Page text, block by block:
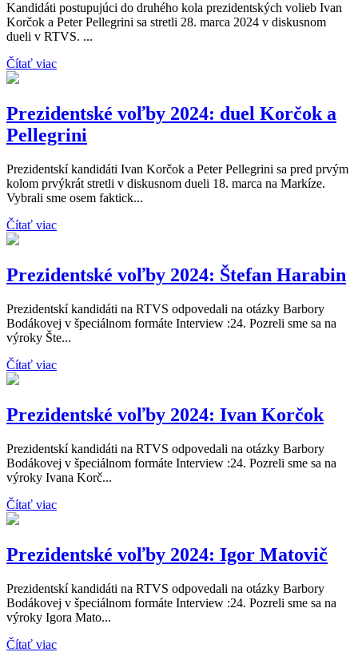
Kandidáti postupujúci do druhého kola prezidentských volieb Ivan
Korčok a Peter Pellegrini sa stretli 28. marca 2024 v diskusnom
dueli v RTVS. ...
Čítať viac
Prezidentské voľby 2024: duel Korčok a
Pellegrini
Prezidentskí kandidáti Ivan Korčok a Peter Pellegrini sa pred prvým
kolom prvýkrát stretli v diskusnom dueli 18. marca na Markíze.
Vybrali sme osem faktick...
Čítať viac
Prezidentské voľby 2024: Štefan Harabin
Prezidentskí kandidáti na RTVS odpovedali na otázky Barbory
Bodákovej v špeciálnom formáte Interview :24. Pozreli sme sa na
výroky Šte...
Čítať viac
Prezidentské voľby 2024: Ivan Korčok
Prezidentskí kandidáti na RTVS odpovedali na otázky Barbory
Bodákovej v špeciálnom formáte Interview :24. Pozreli sme sa na
výroky Ivana Korč...
Čítať viac
Prezidentské voľby 2024: Igor Matovič
Prezidentskí kandidáti na RTVS odpovedali na otázky Barbory
Bodákovej v špeciálnom formáte Interview :24. Pozreli sme sa na
výroky Igora Mato...
Čítať viac